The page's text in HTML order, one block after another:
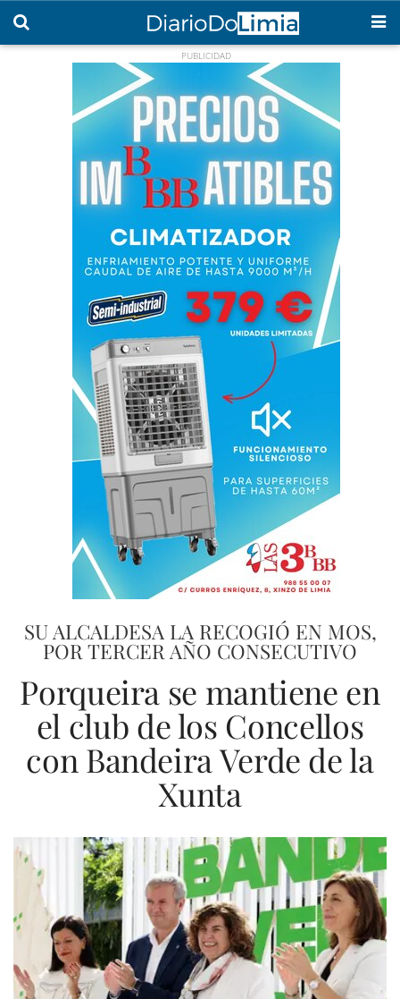
SU ALCALDESA LA RECOGIÓ EN MOS,
POR TERCER AÑO CONSECUTIVO
Porqueira se mantiene en
el club de los Concellos
con Bandeira Verde de la
Xunta